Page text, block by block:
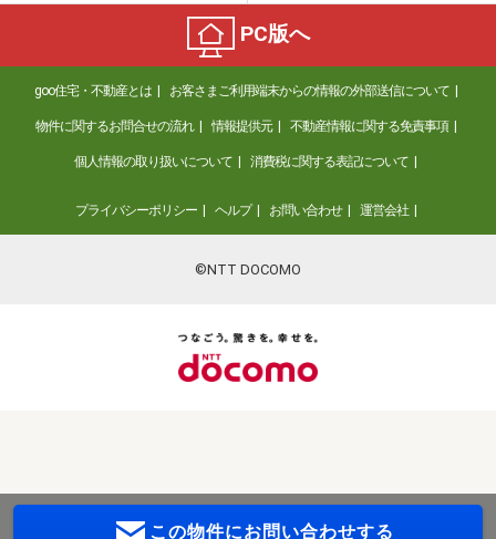
PC版へ
goo住宅・不動産とは お客さまご利用端末からの情報の外部送信について
物件に関するお問合せの流れ 情報提供元 不動産情報に関する免責事項
個人情報の取り扱いについて 消費税に関する表記について
プライバシーポリシー ヘルプ お問い合わせ 運営会社
©NTT DOCOMO
この物件にお問い合わせする